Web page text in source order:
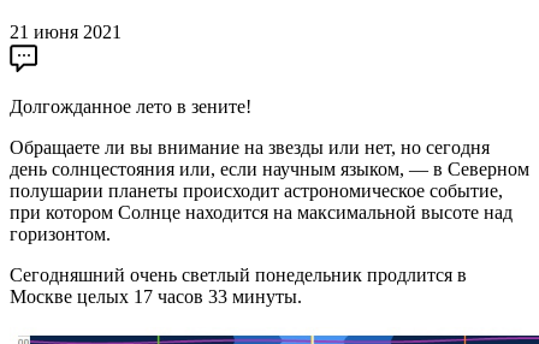
21 июня 2021
Долгожданное лето в зените!
Обращаете ли вы внимание на звезды или нет, но сегодня
день солнцестояния или, если научным языком, — в Северном
полушарии планеты происходит астрономическое событие,
при котором Солнце находится на максимальной высоте над
горизонтом.
Сегодняшний очень светлый понедельник продлится в
Москве целых 17 часов 33 минуты.